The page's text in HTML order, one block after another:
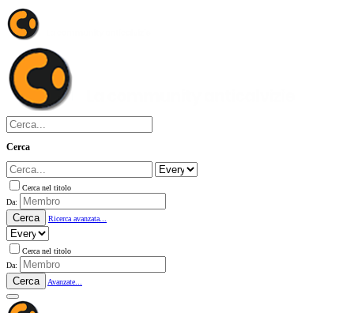
Cerca
Cerca nel titolo
Da:
Cerca Ricerca avanzata...
Cerca nel titolo
Da:
Cerca Avanzate...